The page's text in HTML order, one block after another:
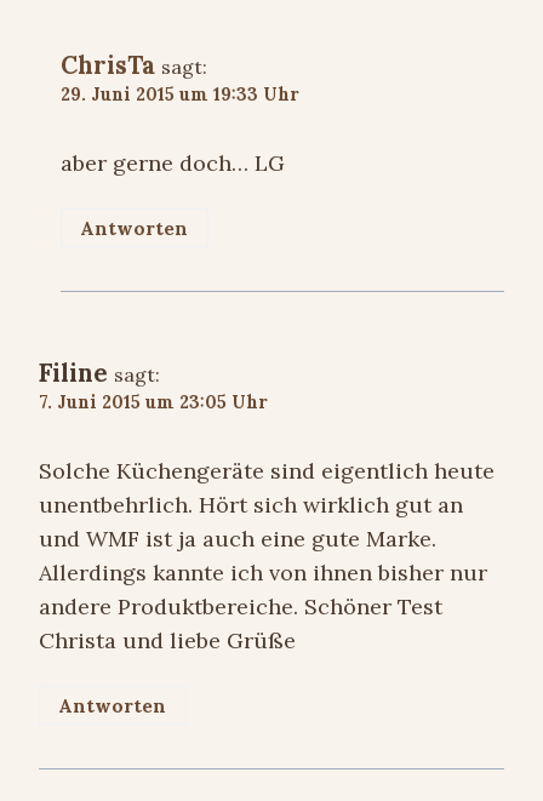
ChrisTa sagt:
29. Juni 2015 um 19:33 Uhr
aber gerne doch… LG
Antworten
Filine sagt:
7. Juni 2015 um 23:05 Uhr
Solche Küchengeräte sind eigentlich heute
unentbehrlich. Hört sich wirklich gut an
und WMF ist ja auch eine gute Marke.
Allerdings kannte ich von ihnen bisher nur
andere Produktbereiche. Schöner Test
Christa und liebe Grüße
Antworten